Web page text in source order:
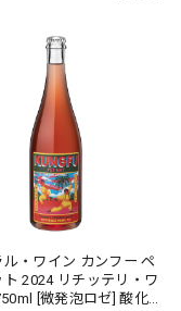
ル・ワイン カンフー ペ
ト 2024 リチッテリ・ワ
[微発泡ロゼ] 酸化防